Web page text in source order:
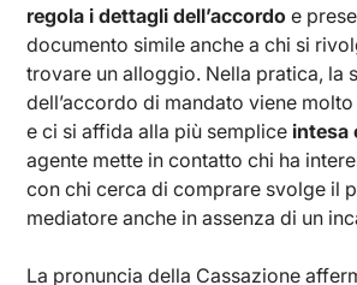
regola i dettagli dell’accordo e
documento simile anche a chi si
trovare un alloggio. Nella pratica, la
dell’accordo di mandato viene
e ci si affida alla più semplice intesa
agente mette in contatto chi ha
con chi cerca di comprare svolge il
mediatore anche in assenza di un
La pronuncia della Cassazione